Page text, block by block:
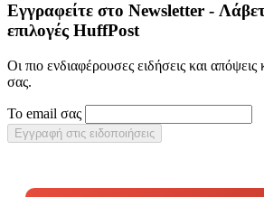
Εγγραφείτε στο Newsletter -
επιλογές HuffPost
Οι πιο ενδιαφέρουσες ειδήσεις και
σας.
Το email σας
Εγγραφή στις ειδοποιήσεις